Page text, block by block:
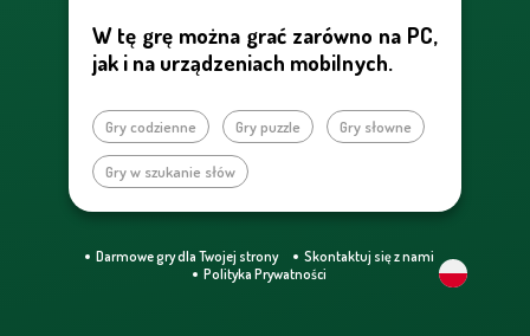
W tę grę można grać zarówno na PC,
jak i na urządzeniach mobilnych.
Gry codzienne Gry puzzle Gry słowne
Gry w szukanie słów
Darmowe gry dla Twojej strony
Skontaktuj się z nami
Polityka Prywatności